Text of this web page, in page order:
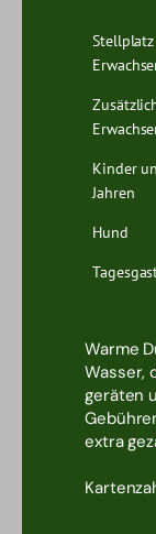
Kinder
Jahren
Hund
Warme
Wasser,
geräten
extra